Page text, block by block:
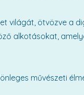
világát, ötvözve a
alkotásokat,
művészeti